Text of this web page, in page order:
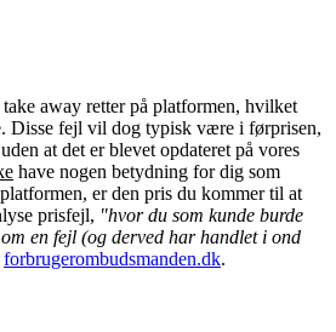
away retter på platformen, hvilket
Disse fejl vil dog typisk være i førprisen,
at det er blevet opdateret på vores
have nogen betydning for dig som
er den pris du kommer til at
prisfejl, "hvor du som kunde burde
en fejl (og derved har handlet i ond
forbrugerombudsmanden.dk.